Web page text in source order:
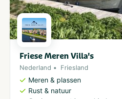
Friese Meren Villa's
Nederland Friesland
Meren & plassen
Rust & natuur